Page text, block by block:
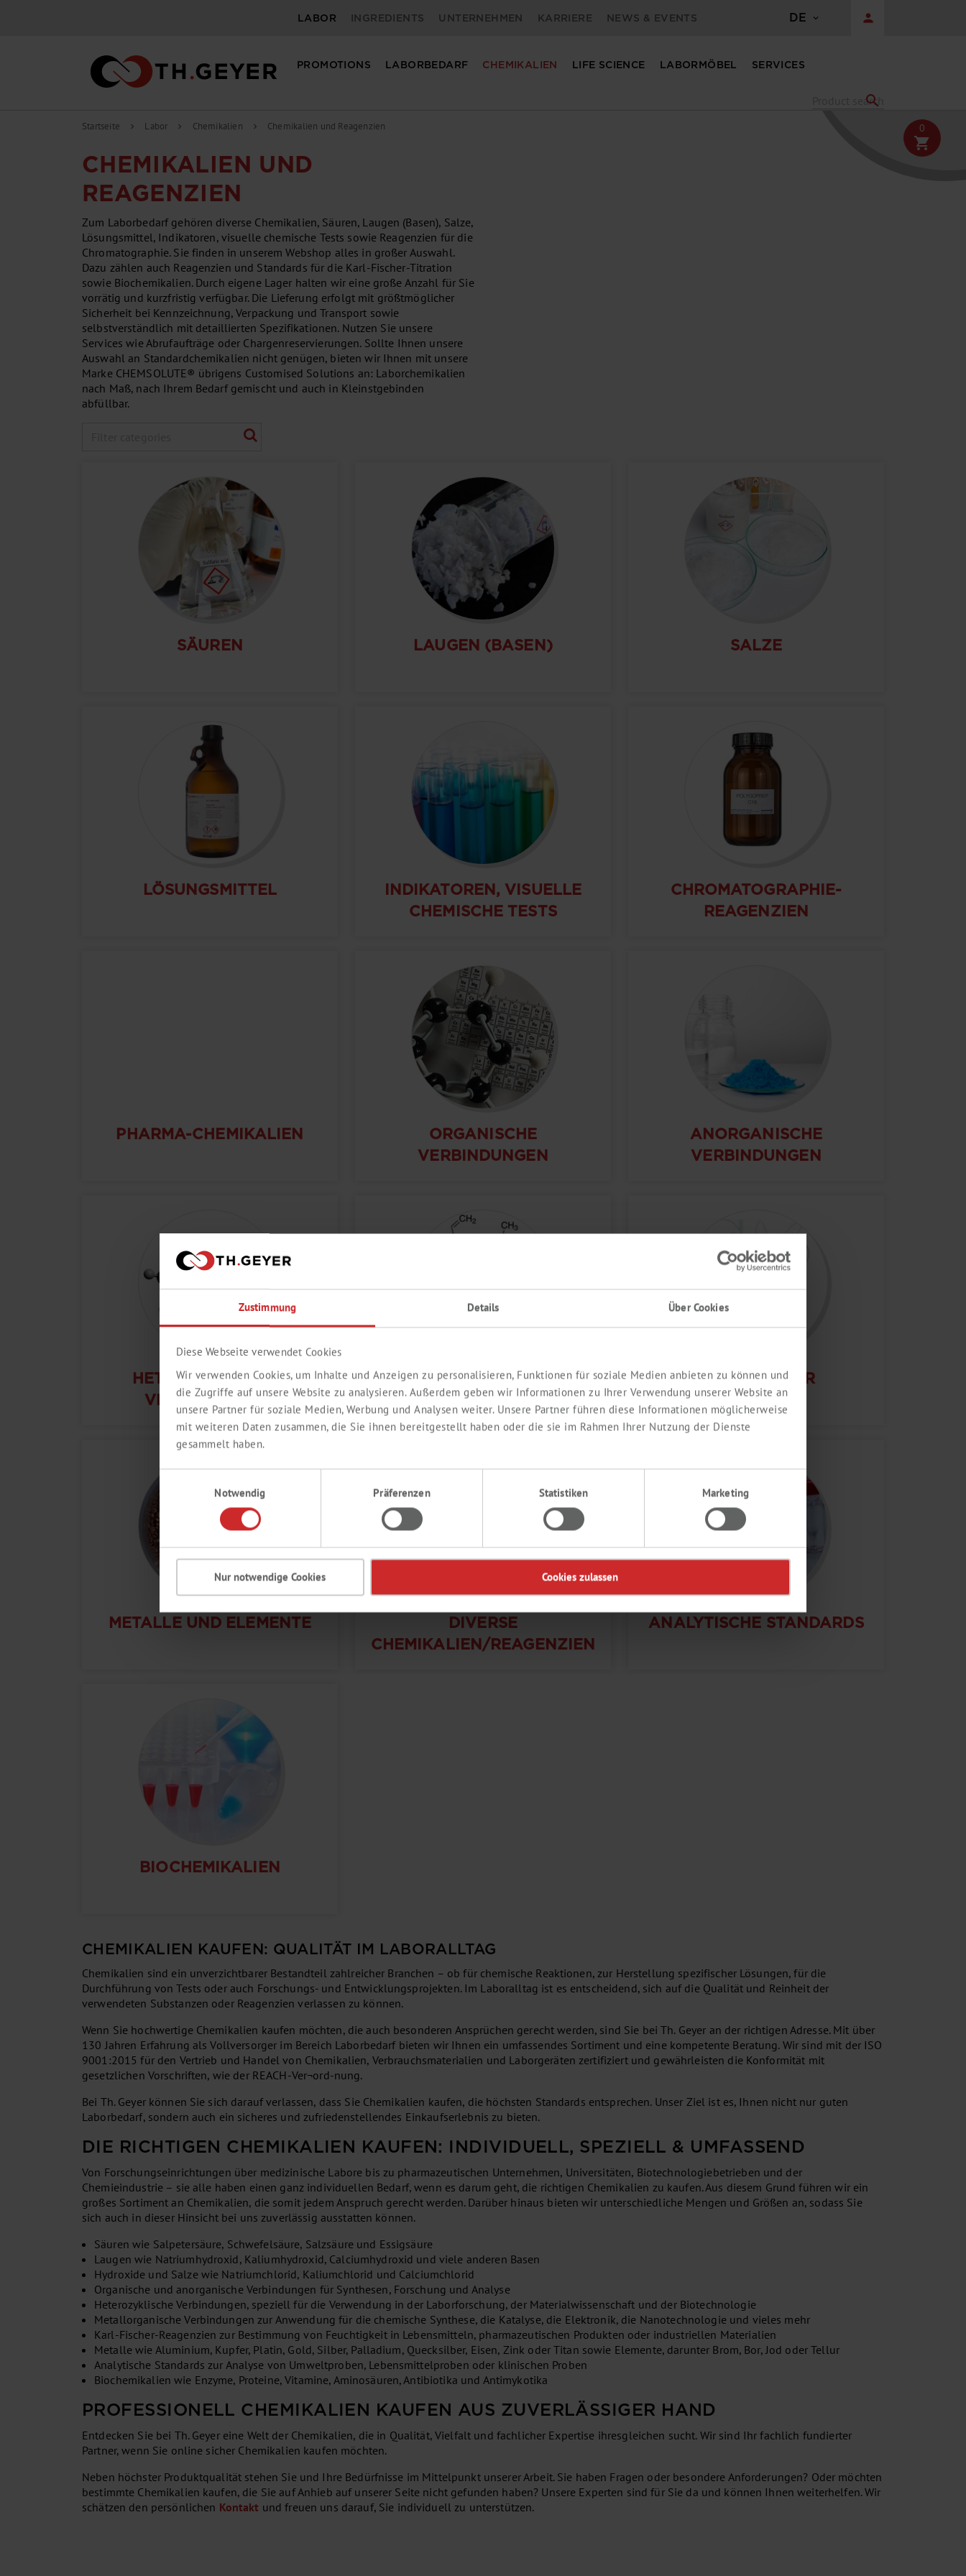
Zustimmung Details Über Cookies
Diese Webseite verwendet Cookies
Wir verwenden Cookies, um Inhalte und Anzeigen zu personalisieren, Funktionen für soziale Medien anbieten zu können und
die Zugriffe auf unsere Website zu analysieren. Außerdem geben wir Informationen zu Ihrer Verwendung unserer Website an
unsere Partner für soziale Medien, Werbung und Analysen weiter. Unsere Partner führen diese Informationen möglicherweise
mit weiteren Daten zusammen, die Sie ihnen bereitgestellt haben oder die sie im Rahmen Ihrer Nutzung der Dienste
gesammelt haben.
Einwilligungsauswahl
Notwendig
Präferenzen Statistiken Marketing
Nur notwendige Cookies Cookies zulassen
LABOR INGREDIENTS UNTERNEHMEN KARRIERE NEWS & EVENTS DE person
PROMOTIONS LABORBEDARF CHEMIKALIEN LIFE SCIENCE LABORMÖBEL SERVICES
search
0
shopping_cart
Startseite chevron_right Labor chevron_right Chemikalien chevron_right Chemikalien und Reagenzien
CHEMIKALIEN UND
REAGENZIEN
Zum Laborbedarf gehören diverse Chemikalien, Säuren, Laugen (Basen), Salze,
Lösungsmittel, Indikatoren, visuelle chemische Tests sowie Reagenzien für die
Chromatographie. Sie finden in unserem Webshop alles in großer Auswahl.
Dazu zählen auch Reagenzien und Standards für die Karl-Fischer-Titration
sowie Biochemikalien. Durch eigene Lager halten wir eine große Anzahl für Sie
vorrätig und kurzfristig verfügbar. Die Lieferung erfolgt mit größtmöglicher
Sicherheit bei Kennzeichnung, Verpackung und Transport sowie
selbstverständlich mit detaillierten Spezifikationen. Nutzen Sie unsere
Services wie Abrufaufträge oder Chargenreservierungen. Sollte Ihnen unsere
Auswahl an Standardchemikalien nicht genügen, bieten wir Ihnen mit unsere
Marke CHEMSOLUTE® übrigens Customised Solutions an: Laborchemikalien
nach Maß, nach Ihrem Bedarf gemischt und auch in Kleinstgebinden
abfüllbar.
SÄUREN LAUGEN (BASEN) SALZE
LÖSUNGSMITTEL
INDIKATOREN, VISUELLE
CHEMISCHE TESTS
CHROMATOGRAPHIE-
REAGENZIEN
PHARMA-CHEMIKALIEN
ORGANISCHE
VERBINDUNGEN
ANORGANISCHE
VERBINDUNGEN
HETEROZYKLISCHE
VERBINDUNGEN
METALLORGANISCHE
VERBINDUNGEN
KARL-FISCHER
METALLE UND ELEMENTE
DIVERSE
CHEMIKALIEN/REAGENZIEN
ANALYTISCHE STANDARDS
BIOCHEMIKALIEN
CHEMIKALIEN KAUFEN: QUALITÄT IM LABORALLTAG
Chemikalien sind ein unverzichtbarer Bestandteil zahlreicher Branchen – ob für chemische Reaktionen, zur Herstellung spezifischer Lösungen, für die
Durchführung von Tests oder auch Forschungs- und Entwicklungsprojekten. Im Laboralltag ist es entscheidend, sich auf die Qualität und Reinheit der
verwendeten Substanzen oder Reagenzien verlassen zu können.
Wenn Sie hochwertige Chemikalien kaufen möchten, die auch besonderen Ansprüchen gerecht werden, sind Sie bei Th. Geyer an der richtigen Adresse. Mit über
130 Jahren Erfahrung als Vollversorger im Bereich Laborbedarf bieten wir Ihnen ein umfassendes Sortiment und eine kompetente Beratung. Wir sind mit der ISO
9001:2015 für den Vertrieb und Handel von Chemikalien, Verbrauchsmaterialien und Laborgeräten zertifiziert und gewährleisten die Konformität mit
gesetzlichen Vorschriften, wie der REACH-Ver¬ord-nung.
Bei Th. Geyer können Sie sich darauf verlassen, dass Sie Chemikalien kaufen, die höchsten Standards entsprechen. Unser Ziel ist es, Ihnen nicht nur guten
Laborbedarf, sondern auch ein sicheres und zufriedenstellendes Einkaufserlebnis zu bieten.
DIE RICHTIGEN CHEMIKALIEN KAUFEN: INDIVIDUELL, SPEZIELL & UMFASSEND
Von Forschungseinrichtungen über medizinische Labore bis zu pharmazeutischen Unternehmen, Universitäten, Biotechnologiebetrieben und der
Chemieindustrie – sie alle haben einen ganz individuellen Bedarf, wenn es darum geht, die richtigen Chemikalien zu kaufen. Aus diesem Grund führen wir ein
großes Sortiment an Chemikalien, die somit jedem Anspruch gerecht werden. Darüber hinaus bieten wir unterschiedliche Mengen und Größen an, sodass Sie
sich auch in dieser Hinsicht bei uns zuverlässig ausstatten können.
Säuren wie Salpetersäure, Schwefelsäure, Salzsäure und Essigsäure
Laugen wie Natriumhydroxid, Kaliumhydroxid, Calciumhydroxid und viele anderen Basen
Hydroxide und Salze wie Natriumchlorid, Kaliumchlorid und Calciumchlorid
Organische und anorganische Verbindungen für Synthesen, Forschung und Analyse
Heterozyklische Verbindungen, speziell für die Verwendung in der Laborforschung, der Materialwissenschaft und der Biotechnologie
Metallorganische Verbindungen zur Anwendung für die chemische Synthese, die Katalyse, die Elektronik, die Nanotechnologie und vieles mehr
Karl-Fischer-Reagenzien zur Bestimmung von Feuchtigkeit in Lebensmitteln, pharmazeutischen Produkten oder industriellen Materialien
Metalle wie Aluminium, Kupfer, Platin, Gold, Silber, Palladium, Quecksilber, Eisen, Zink oder Titan sowie Elemente, darunter Brom, Bor, Jod oder Tellur
Analytische Standards zur Analyse von Umweltproben, Lebensmittelproben oder klinischen Proben
Biochemikalien wie Enzyme, Proteine, Vitamine, Aminosäuren, Antibiotika und Antimykotika
PROFESSIONELL CHEMIKALIEN KAUFEN AUS ZUVERLÄSSIGER HAND
Entdecken Sie bei Th. Geyer eine Welt der Chemikalien, die in Qualität, Vielfalt und fachlicher Expertise ihresgleichen sucht. Wir sind Ihr fachlich fundierter
Partner, wenn Sie online sicher Chemikalien kaufen möchten.
Neben höchster Produktqualität stehen Sie und Ihre Bedürfnisse im Mittelpunkt unserer Arbeit. Sie haben Fragen oder besondere Anforderungen? Oder möchten
bestimmte Chemikalien kaufen, die Sie auf Anhieb auf unserer Seite nicht gefunden haben? Unsere Experten sind für Sie da und können Ihnen weiterhelfen. Wir
schätzen den persönlichen Kontakt und freuen uns darauf, Sie individuell zu unterstützen.